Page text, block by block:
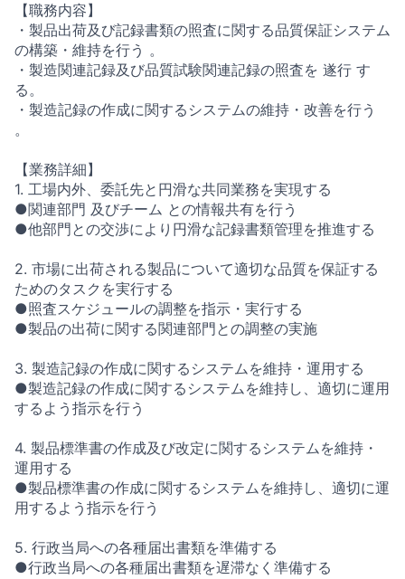
【職務内容】
・製品出荷及び記録書類の照査に関する品質保証システム
の構築・維持を行う 。
・製造関連記録及び品質試験関連記録の照査を 遂行 す
る。
・製造記録の作成に関するシステムの維持・改善を行う
。
【業務詳細】
1. 工場内外、委託先と円滑な共同業務を実現する
●関連部門 及びチーム との情報共有を行う
●他部門との交渉により円滑な記録書類管理を推進する
2. 市場に出荷される製品について適切な品質を保証する
ためのタスクを実行する
●照査スケジュールの調整を指示・実行する
●製品の出荷に関する関連部門との調整の実施
3. 製造記録の作成に関するシステムを維持・運用する
●製造記録の作成に関するシステムを維持し、適切に運用
するよう指示を行う
4. 製品標準書の作成及び改定に関するシステムを維持・
運用する
●製品標準書の作成に関するシステムを維持し、適切に運
用するよう指示を行う
5. 行政当局への各種届出書類を準備する
●行政当局への各種届出書類を遅滞なく準備する